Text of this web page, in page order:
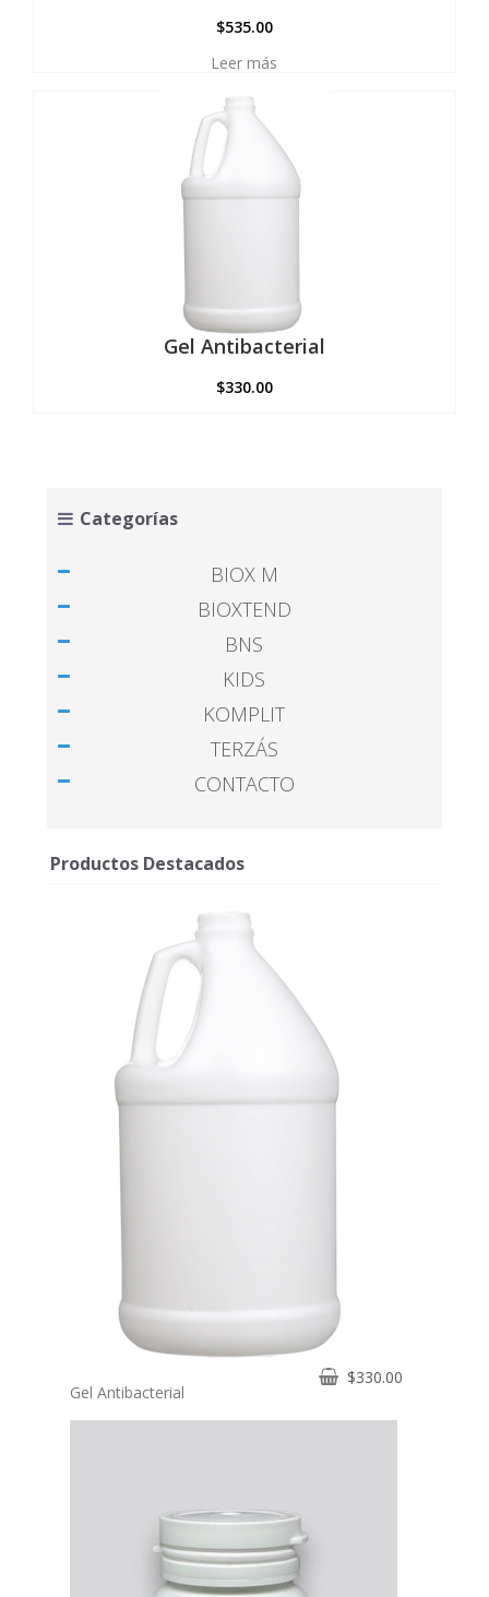
$535.00
Leer más
Gel Antibacterial
$330.00
Categorías
BIOX M
BIOXTEND
BNS
KIDS
KOMPLIT
TERZÁS
CONTACTO
Productos Destacados
Gel Antibacterial
$330.00